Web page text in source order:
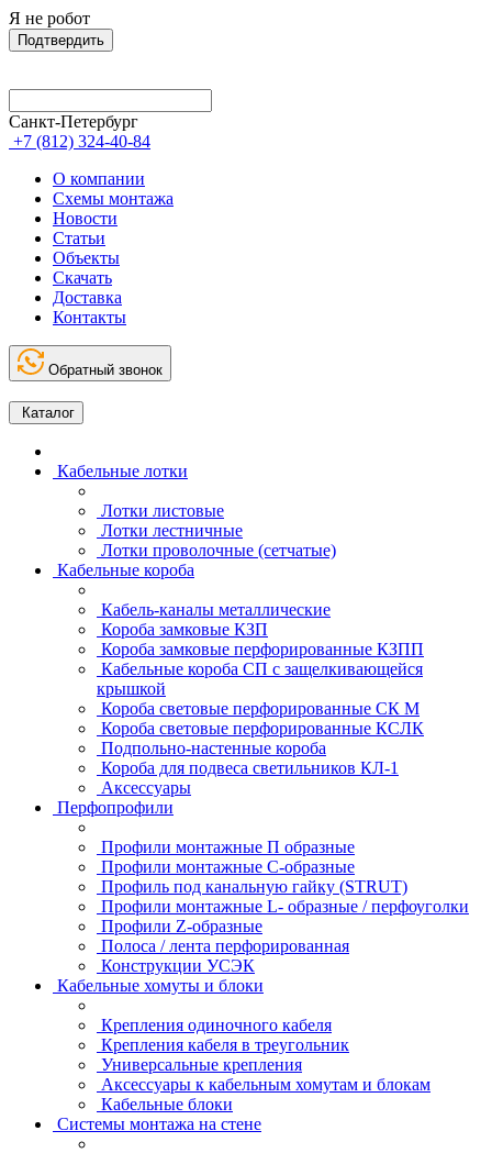
Я не робот
Подтвердить
Санкт-Петербург
+7 (812) 324-40-84
О компании
Схемы монтажа
Новости
Статьи
Объекты
Скачать
Доставка
Контакты
Обратный звонок
Каталог
Кабельные лотки
Лотки листовые
Лотки лестничные
Лотки проволочные (сетчатые)
Кабельные короба
Кабель-каналы металлические
Короба замковые КЗП
Короба замковые перфорированные КЗПП
Кабельные короба СП с защелкивающейся
крышкой
Короба световые перфорированные СК М
Короба световые перфорированные КСЛК
Подпольно-настенные короба
Короба для подвеса светильников КЛ-1
Аксессуары
Перфопрофили
Профили монтажные П образные
Профили монтажные C-образные
Профиль под канальную гайку (STRUT)
Профили монтажные L- образные / перфоуголки
Профили Z-образные
Полоса / лента перфорированная
Конструкции УСЭК
Кабельные хомуты и блоки
Крепления одиночного кабеля
Крепления кабеля в треугольник
Универсальные крепления
Аксессуары к кабельным хомутам и блокам
Кабельные блоки
Системы монтажа на стене